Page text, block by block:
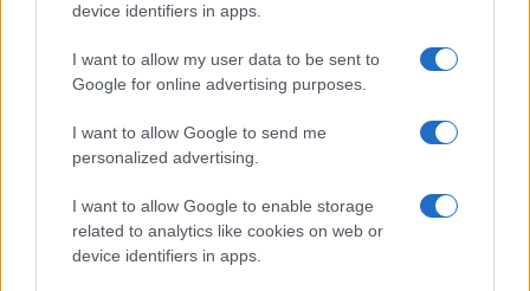
device identifiers in apps.
I want to allow my user data to be sent to
Google for online advertising purposes.
I want to allow Google to send me
personalized advertising.
I want to allow Google to enable storage
related to analytics like cookies on web or
device identifiers in apps.